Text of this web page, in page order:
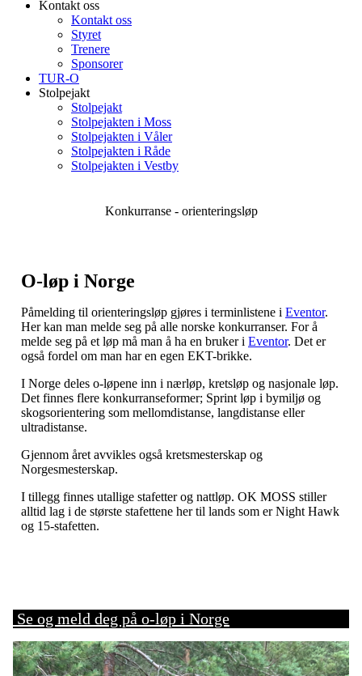
Kontakt oss
Kontakt oss
Styret
Trenere
Sponsorer
TUR-O
Stolpejakt
Stolpejakt
Stolpejakten i Moss
Stolpejakten i Våler
Stolpejakten i Råde
Stolpejakten i Vestby
Konkurranse - orienteringsløp
O-løp i Norge
Påmelding til orienteringsløp gjøres i terminlistene i Eventor.
Her kan man melde seg på alle norske konkurranser. For å
melde seg på et løp må man å ha en bruker i Eventor. Det er
også fordel om man har en egen EKT-brikke.
I Norge deles o-løpene inn i nærløp, kretsløp og nasjonale løp.
Det finnes flere konkurranseformer; Sprint løp i bymiljø og
skogsorientering som mellomdistanse, langdistanse eller
ultradistanse.
Gjennom året avvikles også kretsmesterskap og
Norgesmesterskap.
I tillegg finnes utallige stafetter og nattløp. OK MOSS stiller
alltid lag i de største stafettene her til lands som er Night Hawk
og 15-stafetten.
Se og meld deg på o-løp i Norge